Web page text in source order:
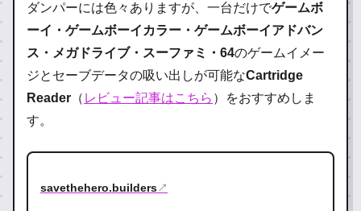
ダンパーには色々ありますが、一台だけでゲームボ
ーイ・ゲームボーイカラー・ゲームボーイアドバン
ス・メガドライブ・スーファミ・64のゲームイメー
ジとセーブデータの吸い出しが可能なCartridge
Reader （ レビュー記事はこちら ）をおすすめしま
す。
savethehero.builders↗